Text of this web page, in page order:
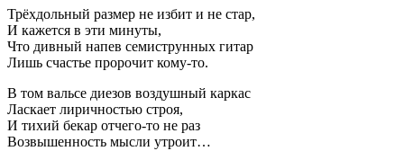
Трёхдольный размер не избит и не стар,
И кажется в эти минуты,
Что дивный напев семиструнных гитар
Лишь счастье пророчит кому-то.
В том вальсе диезов воздушный каркас
Ласкает лиричностью строя,
И тихий бекар отчего-то не раз
Возвышенность мысли утроит…